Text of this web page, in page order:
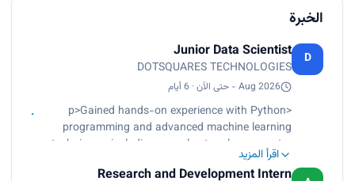
الخبرة
D
Junior Data Scientist
DOTSQUARES TECHNOLOGIES
Aug 2026 - حتى الآن · 6 أيام
<p>Gained hands-on experience with Python
programming and advanced machine learning
techniques, including neural networks, computer
vision, and natural language processing,
اقرأ المزيد
Research and Development Intern